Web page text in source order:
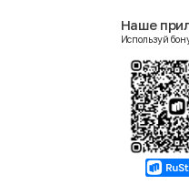
Женский
Согласие на получение
Наше
Используй